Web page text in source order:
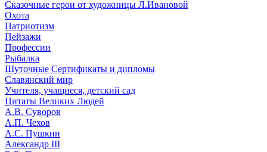
Сказочные герои от художницы Л.Ивановой
Охота
Патриотизм
Пейзажи
Профессии
Рыбалка
Шуточные Сертификаты и дипломы
Славянский мир
Учителя, учащиеся, детский сад
Цитаты Великих Людей
А.В. Суворов
А.П. Чехов
А.С. Пушкин
Александр III